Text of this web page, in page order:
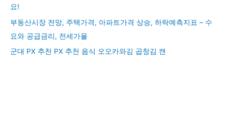
요!
부동산시장 전망, 주택가격, 아파트가격 상승, 하락예측지표 – 수
요와 공급금리, 전세가율
군대 PX 추천 PX 추천 음식 오오카와김 곱창김 캔